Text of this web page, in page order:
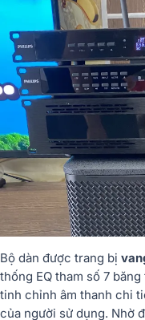
Bộ dàn được trang bị
thống EQ tham số 7
tinh chỉnh âm thanh chi
của người sử dụng. Nhờ